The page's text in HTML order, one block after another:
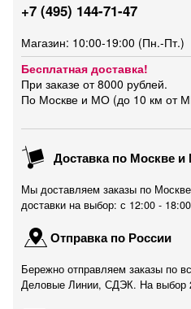
+7 (495) 144-71-47
Магазин: 10:00-19:00 (Пн.-Пт.)
Бесплатная доставка!
При заказе от 8000 рублей.
По Москве и МО (до 10 км от
Доставка по Москве
Мы доставляем заказы по
доставки на выбор: с 12:00 -
Отправка по России
Бережно отправляем заказы по
Деловые Линии, СДЭК. На выбор